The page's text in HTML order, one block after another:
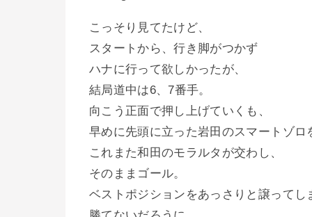
こっそり見てたけど、
スタートから、行き脚がつかず
ハナに行って欲しかったが、
結局道中は6、7番手。
向こう正面で押し上げていくも、
早めに先頭に立った岩田のスマートゾロ
これまた和田のモラルタが交わし、
そのままゴール。
ベストポジションをあっさりと譲ってし